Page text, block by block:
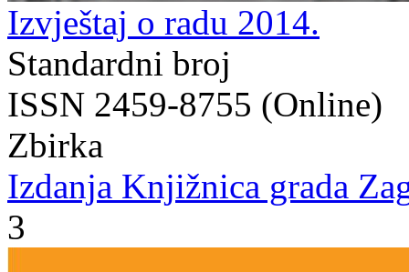
Izvještaj o radu 2014.
Standardni broj
ISSN 2459-8755 (Online)
Zbirka
Izdanja Knjižnica grada
3